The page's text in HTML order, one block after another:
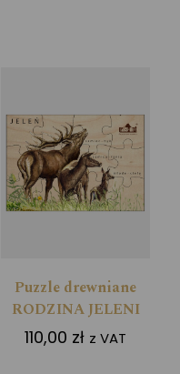
Puzzle drewniane
RODZINA JELENI
110,00 zł z VAT